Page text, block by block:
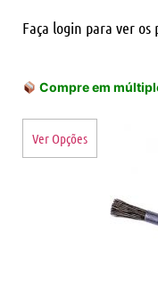
Faça login para ver os
Compre em
Ver Opções